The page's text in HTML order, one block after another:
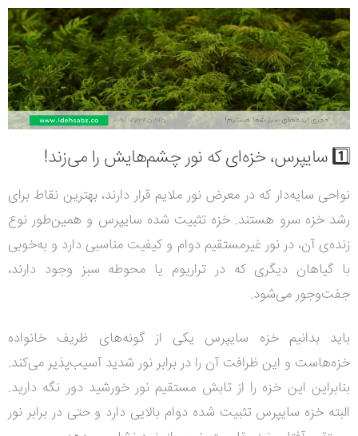
1️⃣ سایپرس، خزه‌ای که نور چشم‌هایش را می‌زند!
نواحی سایه‌دار که در معرض نور ملایم قرار دارند، بهترین نقاط برای
رشد خزه سرو هستند. خزه تثبیت شده سایپرس و همین‌طور نوع
زنده‌ی آن، در نور غیرمستقیم دوام و کیفیت مناسبی دارد و به‌خوبی
با گیاهان دیگری که در تراریوم یا محوطه سبز وجود دارند،
جفت‌وجور می‌شود.
باید بدانیم خزه سایپرس یکی از گونه‌های ظریف خانواده
خزه‌هاست و این ظرافت آن را در برابر نور شدید آسیب‌پذیر می‌کند.
بنابراین این خزه را از تابش مستقیم نور خورشید دور نگه دارید.
البته خزه سایپرس تثبیت شده دوام بالایی دارد و حتی در برابر نور